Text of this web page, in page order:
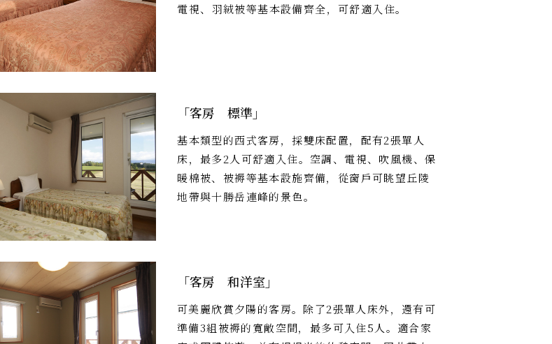
電視、羽絨被等基本設備齊全，可舒適入住。
「客房 標準」
基本類型的西式客房，採雙床配置，配有2張單人
床，最多2人可舒適入住。空調、電視、吹風機、保
暖棉被、被褥等基本設施齊備，從窗戶可眺望丘陵
地帶與十勝岳連峰的景色。
「客房 和洋室」
可美麗欣賞夕陽的客房。除了2張單人床外，還有可
準備3組被褥的寬敞空間，最多可入住5人。適合家